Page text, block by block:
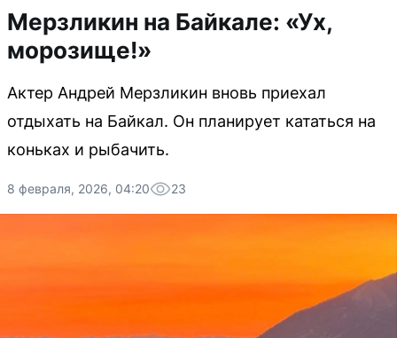
Мерзликин на Байкале: «Ух,
морозище!»
Актер Андрей Мерзликин вновь приехал
отдыхать на Байкал. Он планирует кататься на
коньках и рыбачить.
8 февраля, 2026, 04:20 23